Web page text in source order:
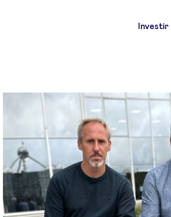
Main
Investir